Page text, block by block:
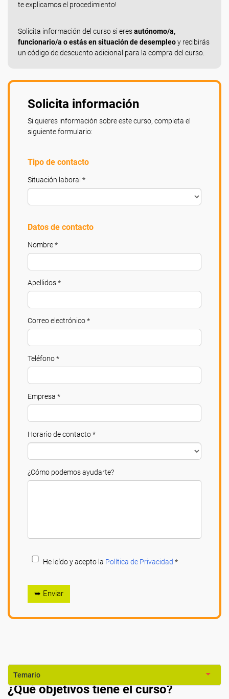
te explicamos el procedimiento!
Solicita información del curso si eresautónomo/a,
funcionario/a o estás en situación de desempleoy recibirás
un código de descuento adicional para la compra del curso.
Solicita información
Si quieres información sobre este curso, completa el
siguiente formulario:
Tipo de contacto
Situación laboral *
Datos de contacto
Nombre *
Apellidos *
Correo electrónico *
Teléfono *
Empresa *
Horario de contacto *
¿Cómo podemos ayudarte?
He leído y acepto la Política de Privacidad *
➥ Enviar
Temario
¿Qué objetivos tiene el curso?